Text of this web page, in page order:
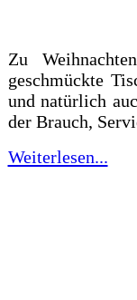
Zu
geschmückte
und natürlich
der Brauch,
Weiterlesen...